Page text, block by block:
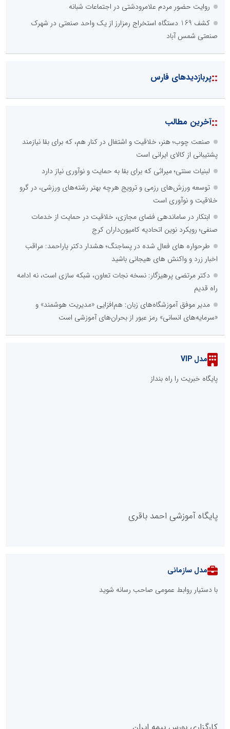
روایت حضور مردم علامرودشتی در اجتماعات شبانه
کشف 169 دستگاه استخراج رمزارز از یک واحد صنعتی در شهرک
صنعتی شمس آباد
::پربازدیدهای فارس
::آخرین مطالب
صنعت چوب؛ هنر، خلاقیت و اشتغال در کنار هم، که برای بقا نیازمند
پشتیبانی از کالای ایرانی است
لبنیات سنتی؛ میراثی که برای بقا به حمایت و نوآوری نیاز دارد
توسعه ورزش‌های رزمی و ترویج هرچه بهتر رشته‌های ورزشی، در گرو
خلاقیت و نوآوری است
ابتکار در ساماندهی فضای مجازی، خلاقیت در حمایت از خدمات
صنفی؛ رویکرد نوین اتحادیه کامیون‌داران کرج
طرحواره های فعال شده در پساجنگ؛ هشدار دکتر یاراحمد: مراقب
اخبار زرد و واکنش های هیجانی باشید
دکتر مرتضی پرهیزگار: نسخه نجات تعاون، شبکه سازی است، نه ادامه
راه قدیم
مدیر موفق آموزشگاه‌های زبان: هم‌افزایی «مدیریت هوشمند» و
«سرمایه‌های انسانی» رمز عبور از بحران‌های آموزشی است
مدل VIP
پایگاه خبریت را راه بنداز
پایگاه آموزشی احمد باقری
مدل سازمانی
با دستیار روابط عمومی صاحب رسانه شوید